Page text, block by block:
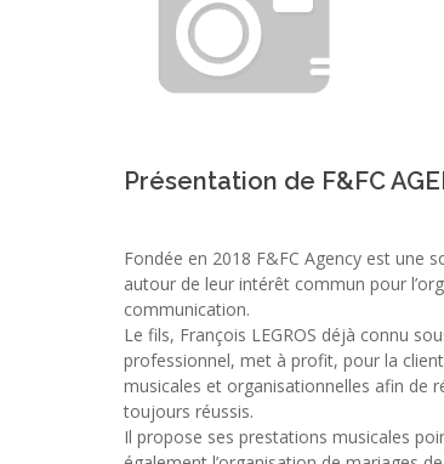
Présentation de F&FC
Fondée en 2018 F&FC Agency est une
autour de leur intérêt commun pour
communication.
Le fils, François LEGROS déjà connu
professionnel, met à profit, pour la
musicales et organisationnelles afin de
toujours réussis.
Il propose ses prestations musicales